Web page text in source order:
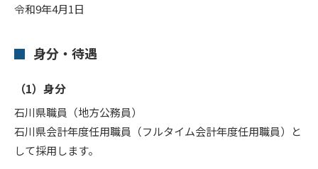
令和9年4月1日
身分・待遇
（1）身分
石川県職員（地方公務員）
石川県会計年度任用職員（フルタイム会計年度任用職員）と
して採用します。